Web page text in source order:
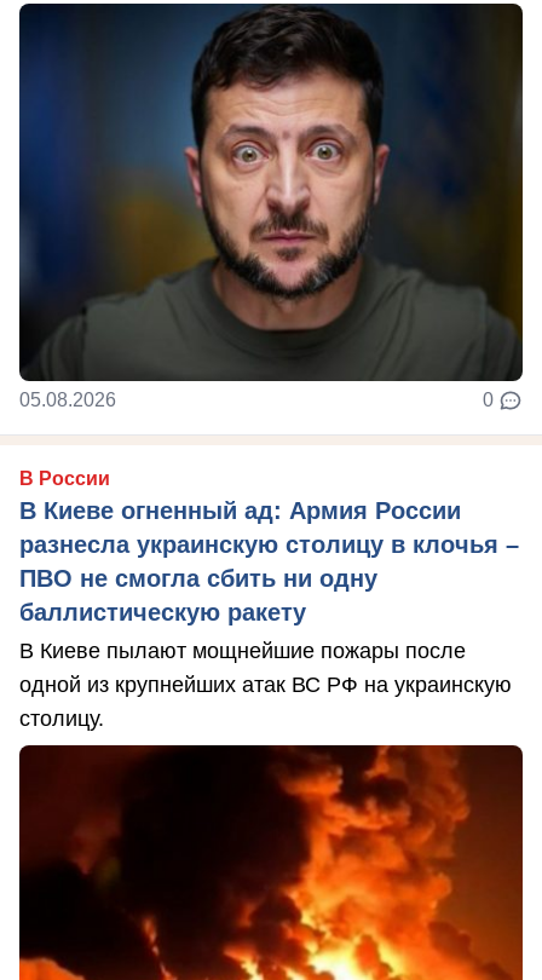
05.08.2026 0
В России
В Киеве огненный ад: Армия России
разнесла украинскую столицу в клочья –
ПВО не смогла сбить ни одну
баллистическую ракету
В Киеве пылают мощнейшие пожары после
одной из крупнейших атак ВС РФ на украинскую
столицу.